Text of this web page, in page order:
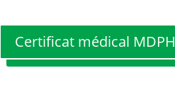
Certificat médical MDPH